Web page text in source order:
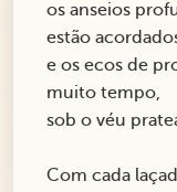
os anseios
estão
e os ecos de
muito tempo,
sob o véu
Com cada